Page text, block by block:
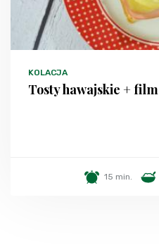
KOLACJA
Tosty hawajskie + film
15 min.